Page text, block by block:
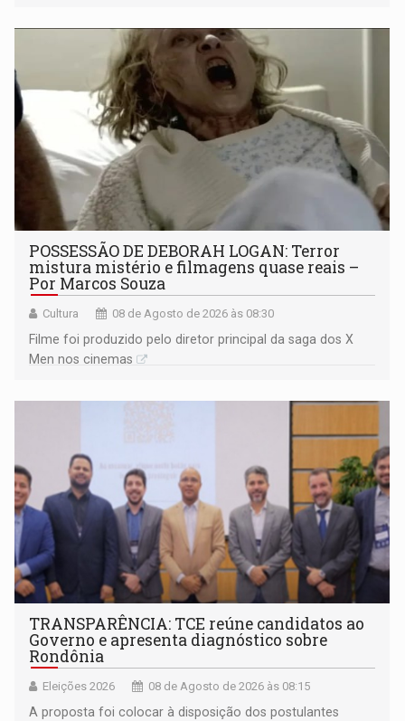
POSSESSÃO DE DEBORAH LOGAN: Terror
mistura mistério e filmagens quase reais –
Por Marcos Souza
Cultura 08 de Agosto de 2026 às 08:30
Filme foi produzido pelo diretor principal da saga dos X
Men nos cinemas
TRANSPARÊNCIA: TCE reúne candidatos ao
Governo e apresenta diagnóstico sobre
Rondônia
Eleições 2026 08 de Agosto de 2026 às 08:15
A proposta foi colocar à disposição dos postulantes